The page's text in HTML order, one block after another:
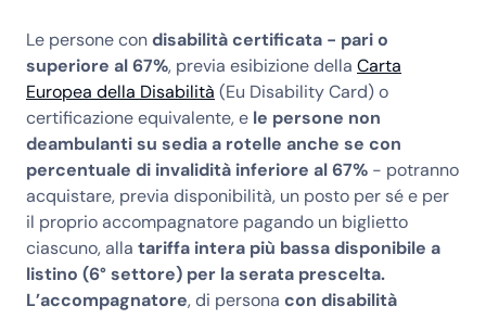
Le persone condisabilità certificata - pari o
superiore al 67%, previa esibizione della Carta
Europea della Disabilità (Eu Disability Card) o
certificazione equivalente, e le persone non
deambulanti su sedia a rotelle anche se con
percentuale di invalidità inferiore al 67% - potranno
acquistare, previa disponibilità, un posto per sé e per
il proprio accompagnatore pagando un biglietto
ciascuno, alla tariffa intera più bassa disponibile a
listino (6° settore) per la serata prescelta.
L’accompagnatore, di persona con disabilità